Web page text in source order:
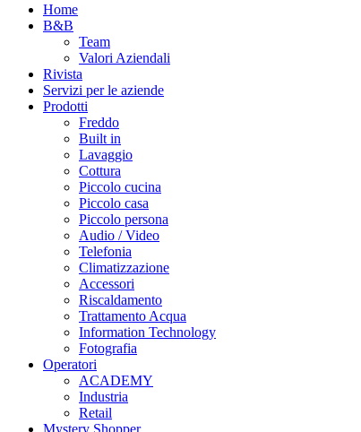
Home
B&B
Team
Valori Aziendali
Rivista
Servizi per le aziende
Prodotti
Freddo
Built in
Lavaggio
Cottura
Piccolo cucina
Piccolo casa
Piccolo persona
Audio / Video
Telefonia
Climatizzazione
Accessori
Riscaldamento
Trattamento Acqua
Information Technology
Fotografia
Operatori
ACADEMY
Industria
Retail
Mystery Shopper